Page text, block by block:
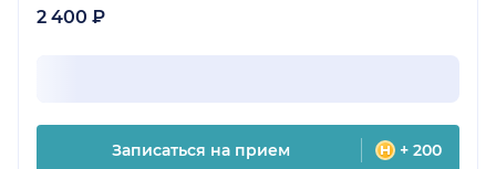
2 400 ₽
Записаться на прием + 200